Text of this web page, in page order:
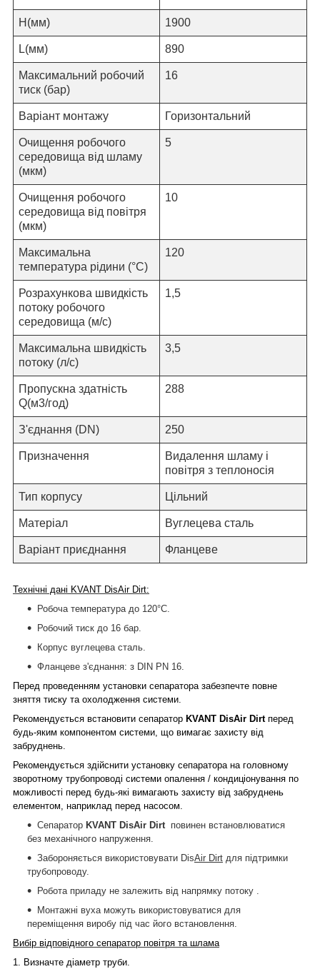
H (мм) 1900
L(мм) 890
Максимальний робочий
тиск (бар)
16
Варіант монтажу Горизонтальний
Очищення робочого
середовища від шламу
(мкм)
5
Очищення робочого
середовища від повітря
(мкм)
10
Максимальна
температура рідини (°C)
120
Розрахункова швидкість
потоку робочого
середовища (м/с)
1,5
Максимальна швидкість
потоку (л/c)
3,5
Пропускна здатність
Q(м3/год)
288
З'єднання (DN) 250
Призначення Видалення шламу і
повітряз теплоносія
Тип корпусу Цільний
Матеріал Вуглецева сталь
Варіант приєднання Фланцеве
Технічні дані KVANT DisAir Dirt:
Робоча температура до 120°С.
Робочий тиск до 16 бар.
Корпус вуглецева сталь.
Фланцеве з'єднання: з DIN PN 16.
Перед проведенням установки сепаратора забезпечте повне
зняття тиску та охолодження системи.
Рекомендується встановити сепаратор KVANT DisAir Dirtперед
будь-яким компонентом системи, що вимагає захисту від
забруднень.
Рекомендується здійснити установку сепаратора на головному
зворотному трубопроводі системи опалення / кондиціонування по
можливості перед будь-які вимагають захисту від забруднень
елементом, наприклад перед насосом.
Сепаратор KVANT DisAir Dirt повинен встановлюватися
без механічного напруження.
Забороняється використовувати DisAir Dirt для підтримки
трубопроводу.
Робота приладу не залежить від напрямку потоку .
Монтажні вуха можуть використовуватися для
переміщення виробу під час його встановлення.
Вибір відповідного сепаратор повітря та шлама
1. Визначте діаметр труби.